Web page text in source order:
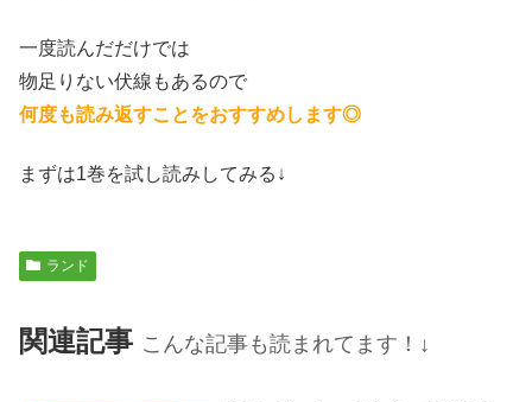
一度読んだだけでは
物足りない伏線もあるので
何度も読み返すことをおすすめします◎
まずは1巻を試し読みしてみる↓
ランド
関連記事 こんな記事も読まれてます！↓